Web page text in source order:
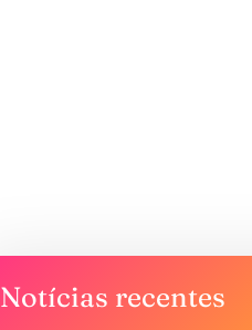
Notícias recentes